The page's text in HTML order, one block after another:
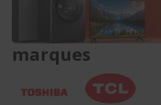
marques